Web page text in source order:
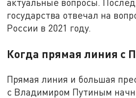
актуальные вопросы.
государства отвечал на
России в 2021 году.
Когда прямая линия с
Прямая линия и большая
с Владимиром Путиным